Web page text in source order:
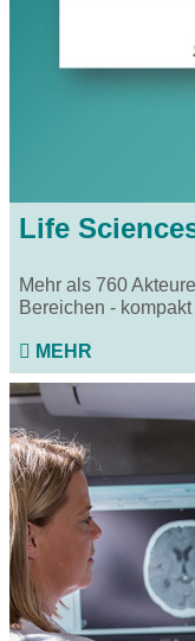
Life
Mehr als 760
Bereichen -
MEHR